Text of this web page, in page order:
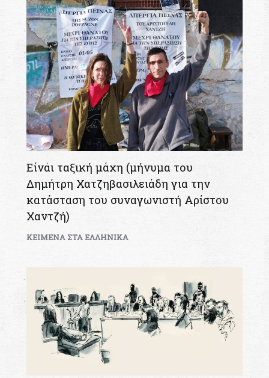
Είναι ταξική μάχη (μήνυμα του
Δημήτρη Χατζηβασιλειάδη για την
κατάσταση του συναγωνιστή Αρίστου
Χαντζή)
KEIMENA ΣΤΑ ΕΛΛΗΝΙΚΑ